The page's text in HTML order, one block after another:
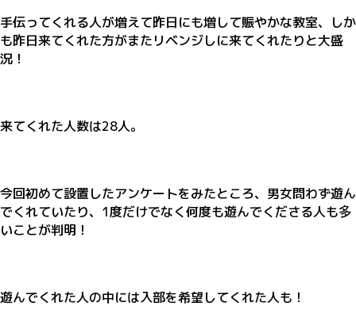
手伝ってくれる人が増えて昨日にも増して賑やかな教室、しか
も昨日来てくれた方がまたリベンジしに来てくれたりと大盛
況！
来てくれた人数は28人。
今回初めて設置したアンケートをみたところ、男女問わず遊ん
でくれていたり、1度だけでなく何度も遊んでくださる人も多
いことが判明！
遊んでくれた人の中には入部を希望してくれた人も！